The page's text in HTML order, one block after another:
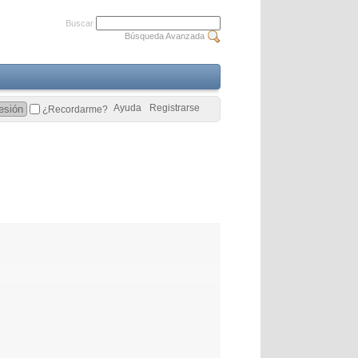
Buscar
Búsqueda Avanzada
Registrarse
Ayuda
¿Recordarme?